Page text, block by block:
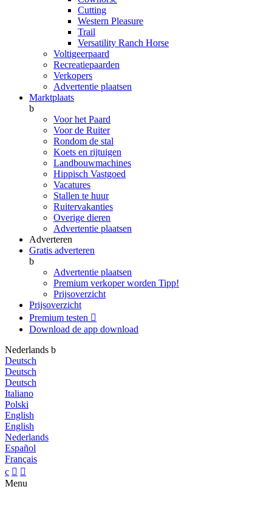
Cutting
Western Pleasure
Trail
Versatility Ranch Horse
Voltigeerpaard
Recreatiepaarden
Verkopers
Advertentie plaatsen
Marktplaats
b
Voor het Paard
Voor de Ruiter
Rondom de stal
Koets en rijtuigen
Landbouwmachines
Hippisch Vastgoed
Vacatures
Stallen te huur
Ruitervakanties
Overige dieren
Advertentie plaatsen
Adverteren
Gratis adverteren
b
Advertentie plaatsen
Premium verkoper worden Tipp!
Prijsoverzicht
Prijsoverzicht
Premium testen 
Download de app download
Nederlands b
Deutsch
Deutsch
Deutsch
Italiano
Polski
English
English
Nederlands
Español
Français
c  
Menu